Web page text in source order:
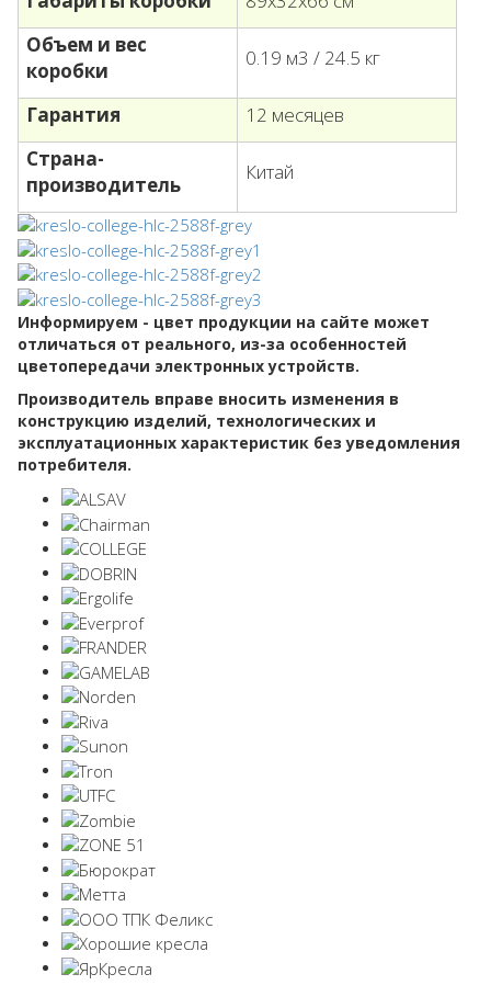
Объем и вес
коробки
0.19 м3 / 24.5 кг
Гарантия
12 месяцев
Страна-
производитель
Китай
Информируем - цвет продукции на сайте может
отличаться от реального, из-за особенностей
цветопередачи электронных устройств.
Производитель вправе вносить изменения в
конструкцию изделий, технологических и
эксплуатационных характеристик без уведомления
потребителя.